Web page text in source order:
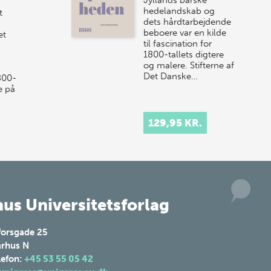
10. j…
på
hedelandskab og
dets hårdtarbejdende
beboere var en kilde
til fascination for
1800-tallets digtere
og malere. Stifterne af
Det Danske…
129,95 KR.
Universitetsforlag
25
N
+45 53 55 05 42